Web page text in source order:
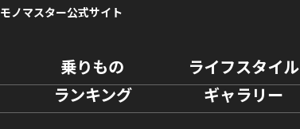
モノマスター公式サイト
乗りもの ライフスタイル
ランキング ギャラリー